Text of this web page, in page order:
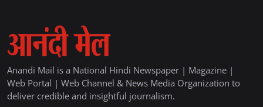
Anandi Mail is a National Hindi Newspaper | Magazine |
Web Portal | Web Channel & News Media Organization to
deliver credible and insightful journalism.